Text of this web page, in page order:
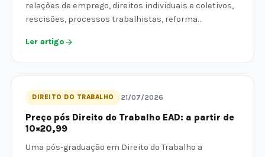
relações de emprego, direitos individuais e coletivos,
rescisões, processos trabalhistas, reforma…
Ler artigo
DIREITO DO TRABALHO 21/07/2026
Preço pós Direito do Trabalho EAD: a partir de
10×20,99
Uma pós-graduação em Direito do Trabalho a